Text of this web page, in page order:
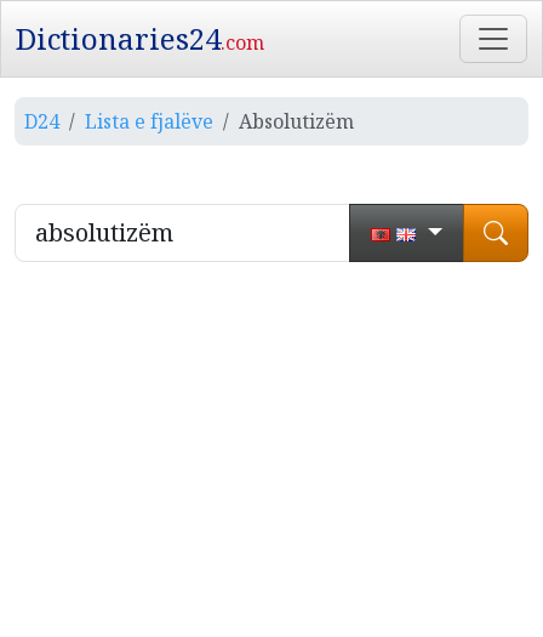
Dictionaries24.com
D24 Lista e fjalëve Absolutizëm